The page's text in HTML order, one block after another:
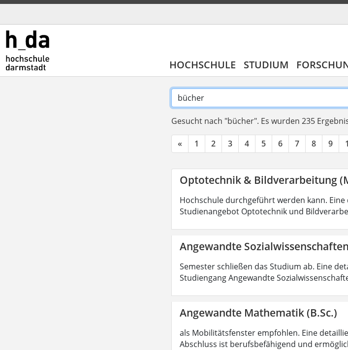
HOCHSCHULE STUDIUM
Gesucht nach "bücher". Es wurden 235
« 1 2 3 4 5 6 7 8 9
Optotechnik & Bildverarbeitung
Hochschule durchgeführt werden kann.
Studienangebot Optotechnik und
Angewandte
Semester schließen das Studium ab. Eine
Studiengang Angewandte
Angewandte Mathematik (B.Sc.)
als Mobilitätsfenster empfohlen. Eine
Abschluss ist berufsbefähigend und